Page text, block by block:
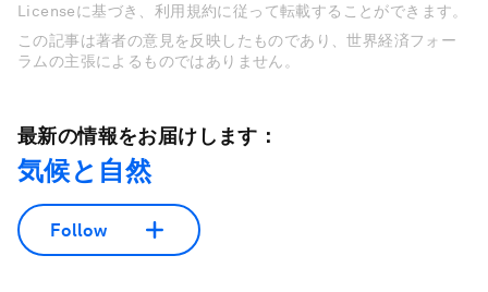
Licenseに基づき、利用規約に従って転載することができます。
この記事は著者の意見を反映したものであり、世界経済フォー
ラムの主張によるものではありません。
最新の情報をお届けします：
気候と自然
Follow